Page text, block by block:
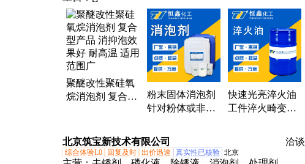
聚醚改性聚硅氧
烷消泡剂 复合型
围广
粉末固体消泡剂
针对粉体或非水
本低 应用领域广
快速光亮淬火油
工件淬火畸变小
寿命长 热处理用
北京筑宝新技术有限公司 洽谈
综合体验L0 回复及时 出价迅速 真实性已核验 北京